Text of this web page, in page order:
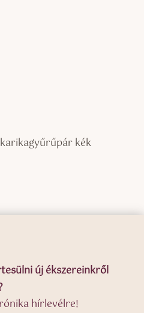
kék
új ékszereinkről
hírlevélre!